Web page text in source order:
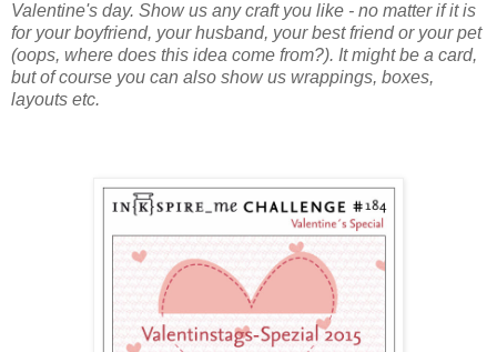
Valentine's day. Show us any craft you like - no matter if it is
for your boyfriend, your husband, your best friend or your pet
(oops, where does this idea come from?). It might be a card,
but of course you can also show us wrappings, boxes,
layouts etc.